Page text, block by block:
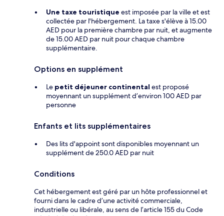
Une taxe touristique est imposée par la ville et est
collectée par l'hébergement. La taxe s'élève à 15.00
AED pour la première chambre par nuit, et augmente
de 15.00 AED par nuit pour chaque chambre
supplémentaire.
Options en supplément
Le petit déjeuner continental est proposé
moyennant un supplément d’environ 100 AED par
personne
Enfants et lits supplémentaires
Des lits d'appoint sont disponibles moyennant un
supplément de 250.0 AED par nuit
Conditions
Cet hébergement est géré par un hôte professionnel et
fourni dans le cadre d’une activité commerciale,
industrielle ou libérale, au sens de l’article 155 du Code